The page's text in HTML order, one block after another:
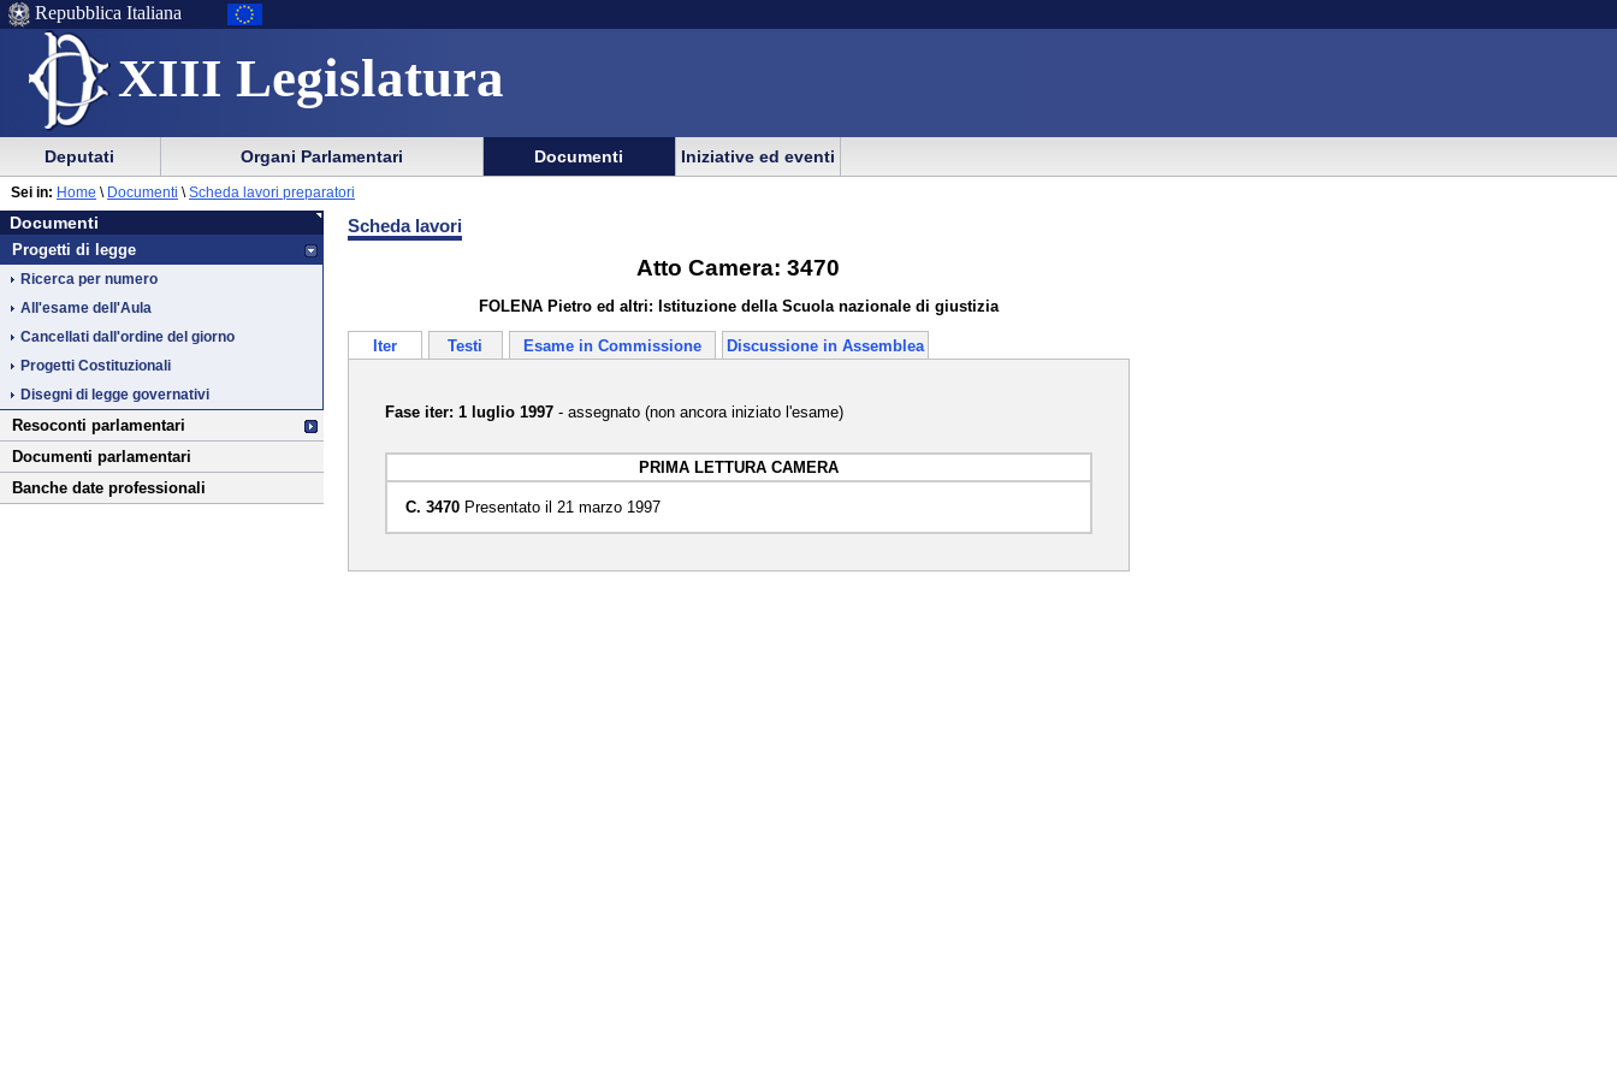
XIII Legislatura
Menu
di
ausilio
alla
navigazione
Menu
di
navigazione
principale
Repubblica Italiana
Menu
di
navigazione
principale
menu
di
sezione
Deputati Organi Parlamentari Documenti Iniziative ed eventi
Documenti
Vai
al
contenuto
Documenti
Progetti di legge
Ricerca per numero
All'esame dell'Aula
Cancellati dall'ordine del giorno
Progetti Costituzionali
Disegni di legge governativi
Resoconti parlamentari
Documenti parlamentari
Banche date professionali
Sei in: Home \ Documenti \ Scheda lavori preparatori
Scheda lavori
Atto Camera: 3470
FOLENA Pietro ed altri: Istituzione della Scuola nazionale di giustizia
Iter Testi Esame in Commissione Discussione in Assemblea
Fase iter: 1 luglio 1997- assegnato (non ancora iniziato l'esame)
PRIMA LETTURA CAMERA
C. 3470Presentato il 21 marzo 1997